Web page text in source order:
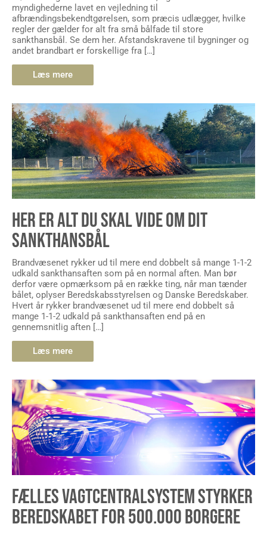
myndighederne lavet en vejledning til
afbrændingsbekendtgørelsen, som præcis udlægger, hvilke
regler der gælder for alt fra små bålfade til store
sankthansbål. Se dem her. Afstandskravene til bygninger og
andet brandbart er forskellige fra […]
Læs mere
HER ER ALT DU SKAL VIDE OM DIT
SANKTHANSBÅL
Brandvæsenet rykker ud til mere end dobbelt så mange 1-1-2
udkald sankthansaften som på en normal aften. Man bør
derfor være opmærksom på en række ting, når man tænder
bålet, oplyser Beredskabsstyrelsen og Danske Beredskaber.
Hvert år rykker brandvæsenet ud til mere end dobbelt så
mange 1-1-2 udkald på sankthansaften end på en
gennemsnitlig aften […]
Læs mere
FÆLLES VAGTCENTRALSYSTEM STYRKER
BEREDSKABET FOR 500.000 BORGERE